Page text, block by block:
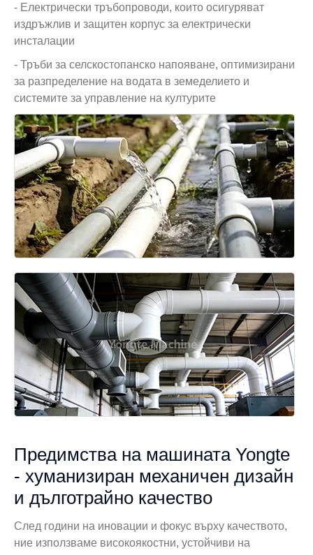
- Електрически тръбопроводи, които осигуряват
издръжлив и защитен корпус за електрически
инсталации
- Тръби за селскостопанско напояване, оптимизирани
за разпределение на водата в земеделието и
системите за управление на културите
Предимства на машината Yongte
- хуманизиран механичен дизайн
и дълготрайно качество
След години на иновации и фокус върху качеството,
ние използваме високоякостни, устойчиви на